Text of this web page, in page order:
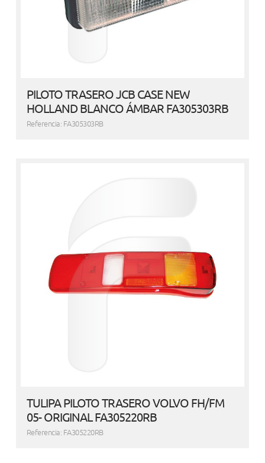
PILOTO TRASERO JCB CASE NEW
HOLLAND BLANCO ÁMBAR FA305303RB
Referencia: FA305303RB
TULIPA PILOTO TRASERO VOLVO FH/FM
05- ORIGINAL FA305220RB
Referencia: FA305220RB